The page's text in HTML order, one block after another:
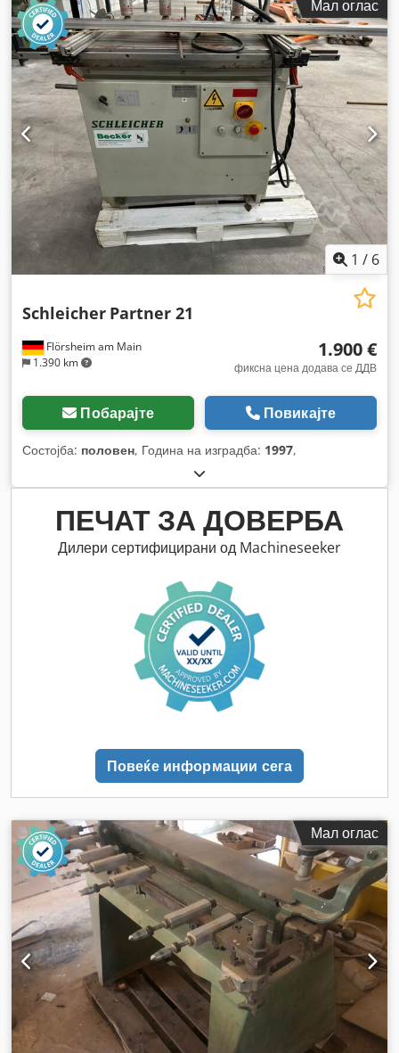
Мал оглас
1 / 6
Flörsheim am Main
1.390 km
Schleicher Partner 21
1.900 €
фиксна цена додава се ДДВ
Побарајте Повикајте
Состојба: половен, Година на изградба: 1997,
ПЕЧАТ ЗА ДОВЕРБА
Дилери сертифицирани од Machineseeker
Повеќе информации сега
Мал оглас